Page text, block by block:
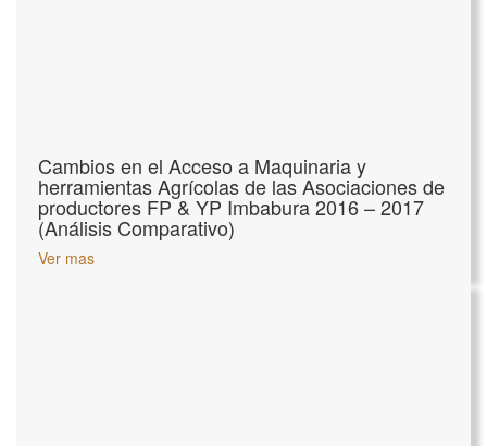
Cambios en el Acceso a Maquinaria y
herramientas Agrícolas de las Asociaciones de
productores FP & YP Imbabura 2016 – 2017
(Análisis Comparativo)
Ver mas